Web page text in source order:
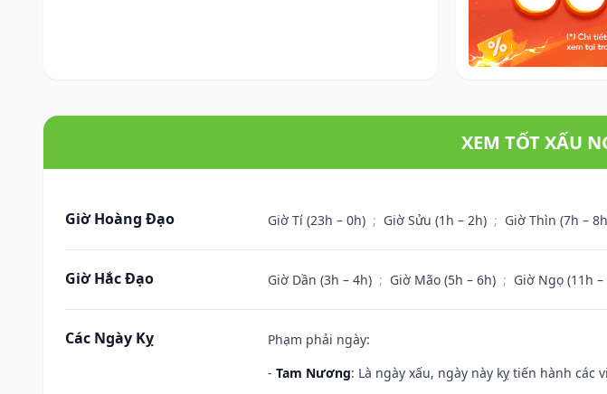
XEM TỐT XẤU
Giờ Hoàng Đạo Giờ Tí (23h – 0h) ; Giờ Sửu (1h – 2h) ; Giờ Thìn (7h –
Giờ Hắc Đạo Giờ Dần (3h – 4h) ; Giờ Mão (5h – 6h) ; Giờ Ngọ (11h –
Các Ngày Kỵ
Phạm phải ngày:
- Tam Nương: Là ngày xấu, ngày này kỵ tiến hành